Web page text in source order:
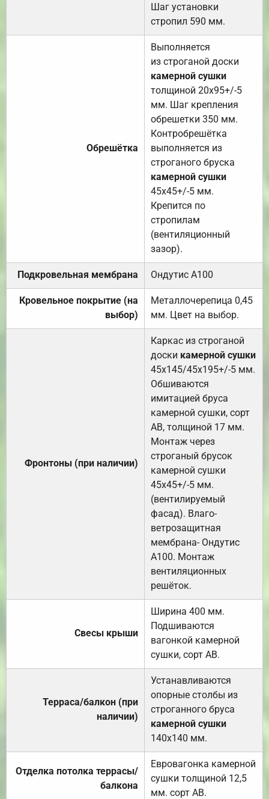
Шаг установки
стропил 590 мм.
Обрешётка
Выполняется
из строганой доски
камерной сушки
толщиной 20х95+/-5
мм. Шаг крепления
обрешетки 350 мм.
Контробрешётка
выполняется из
строганого бруска
камерной сушки
45х45+/-5 мм.
Крепится по
стропилам
(вентиляционный
зазор).
Подкровельная мембрана Ондутис А100
Кровельное покрытие (на
выбор)
Металлочерепица 0,45
мм. Цвет на выбор.
Фронтоны (при наличии)
Каркас из строганой
доски камерной сушки
45х145/45х195+/-5 мм.
Обшиваются
имитацией бруса
камерной сушки, сорт
АВ, толщиной 17 мм.
Монтаж через
строганый брусок
камерной сушки
45х45+/-5 мм.
(вентилируемый
фасад). Влаго-
ветрозащитная
мембрана- Ондутис
А100. Монтаж
вентиляционных
решёток.
Свесы крыши
Ширина 400 мм.
Подшиваются
вагонкой камерной
сушки, сорт АВ.
Терраса/балкон (при
наличии)
Устанавливаются
опорные столбы из
строганного бруса
камерной сушки
140х140 мм.
Отделка потолка террасы/
балкона
Евровагонка камерной
сушки толщиной 12,5
мм. сорт АВ.